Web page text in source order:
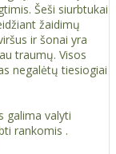
Šeši siurbtukai
žaidimų
ir šonai yra
traumų. Visos
negalėtų tiesiogiai
galima valyti
rankomis .